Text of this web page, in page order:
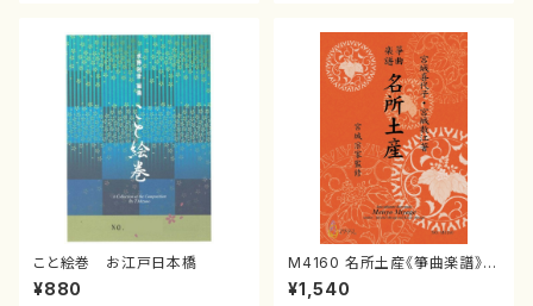
こと絵巻 お江戸日本橋
¥880
M4160 名所土産《箏曲楽譜》
（箏/宮城喜代子・宮城数江著・
宮城宗家監修/箏曲古典楽譜）
¥1,540